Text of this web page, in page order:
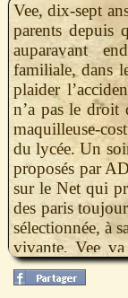
Vee, dix-sept
parents depuis
auparavant
familiale, dans
plaider
n’a pas le
maquilleuse-
du lycée. Un
proposés par
sur le Net qui
des paris
sélectionnée, à
vivante, Vee
plus
pourra-t-elle